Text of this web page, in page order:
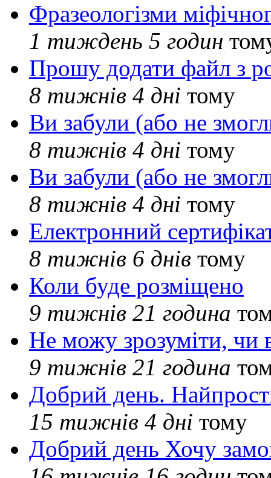
Фразеологізми
1 тиждень 5 годин
Прошу додати файл з
8 тижнів 4 дні тому
Ви забули (або не
8 тижнів 4 дні тому
Ви забули (або не
8 тижнів 4 дні тому
Електронний
8 тижнів 6 днів тому
Коли буде розміщено
9 тижнів 21 година
Не можу зрозуміти, чи
9 тижнів 21 година
Добрий день.
15 тижнів 4 дні тому
Добрий день Хочу